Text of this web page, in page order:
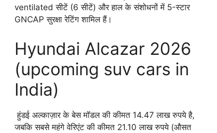
ventilated सीटें (6 सीटें) और हाल के संशोधनों में 5-स्टार
GNCAP सुरक्षा रेटिंग शामिल हैं।
Hyundai Alcazar 2026
(upcoming suv cars in
India)
हुंडई अल्काज़ार के बेस मॉडल की कीमत 14.47 लाख रुपये है,
जबकि सबसे महंगे वेरिएंट की कीमत 21.10 लाख रुपये (औसत